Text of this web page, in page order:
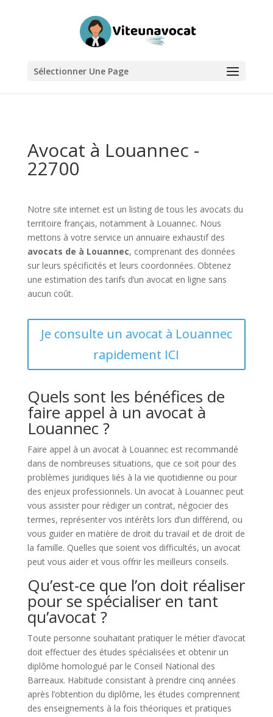
Sélectionner Une Page
Avocat à Louannec -
22700
Notre site internet est un listing de tous les avocats du
territoire français, notamment à Louannec. Nous
mettons à votre service un annuaire exhaustif des
avocats de à Louannec, comprenant des données
sur leurs spécificités et leurs coordonnées. Obtenez
une estimation des tarifs d’un avocat en ligne sans
aucun coût.
Je consulte un avocat à Louannec
rapidement ICI
Quels sont les bénéfices de
faire appel à un avocat à
Louannec ?
Faire appel à un avocat à Louannec est recommandé
dans de nombreuses situations, que ce soit pour des
problèmes juridiques liés à la vie quotidienne ou pour
des enjeux professionnels. Un avocat à Louannec peut
vous assister pour rédiger un contrat, négocier des
termes, représenter vos intérêts lors d’un différend, ou
vous guider en matière de droit du travail et de droit de
la famille. Quelles que soient vos difficultés, un avocat
peut vous aider et vous offrir les meilleurs conseils.
Qu’est-ce que l’on doit réaliser
pour se spécialiser en tant
qu’avocat ?
Toute personne souhaitant pratiquer le métier d’avocat
doit effectuer des études spécialisées et obtenir un
diplôme homologué par le Conseil National des
Barreaux. Habitude consistant à prendre cinq années
après l’obtention du diplôme, les études comprennent
des enseignements à la fois théoriques et pratiques